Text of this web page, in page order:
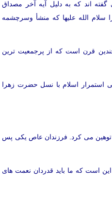
اند که به دلیل آیه آخر مصداق
الله علیها که منشأ وسرچشمه
قرن است که از پرجمعیت ترین
استمرار اسلام با نسل حضرت زهرا
می کرد. فرزندان عاص یکی پس
است که ما باید قدردان نعمت های